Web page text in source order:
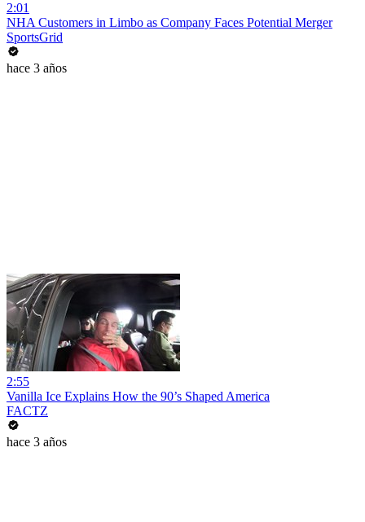
2:01
NHA Customers in Limbo as Company Faces Potential Merger
SportsGrid
hace 3 años
2:55
Vanilla Ice Explains How the 90’s Shaped America
FACTZ
hace 3 años